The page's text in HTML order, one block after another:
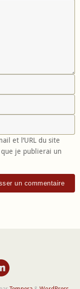
et l’URL du site
je publierai un